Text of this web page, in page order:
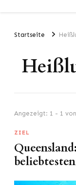
Startseite
Angezeigt: 1 - 1
ZIEL